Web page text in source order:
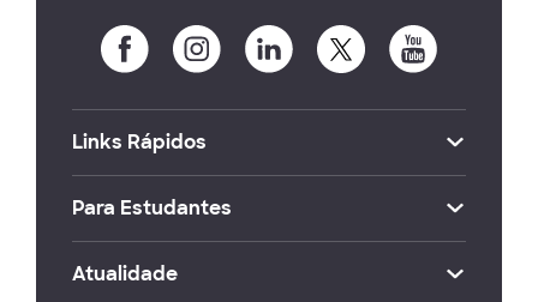
Links Rápidos
Para Estudantes
Atualidade